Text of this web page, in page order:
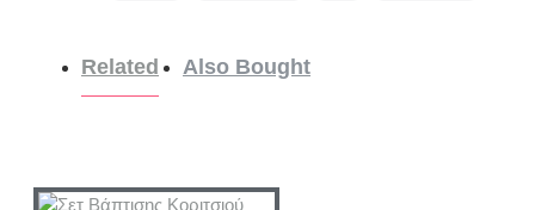
Related Also Bought